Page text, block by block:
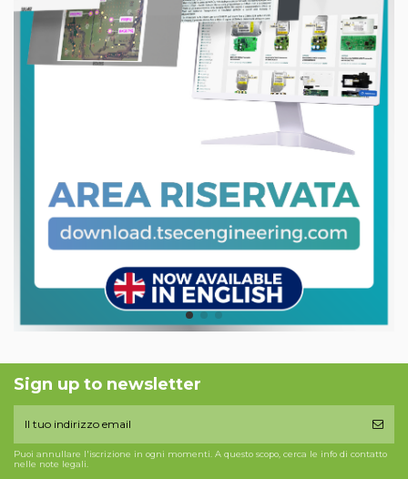
Sign up to newsletter
Puoi annullare l'iscrizione in ogni momenti. A questo scopo, cerca le info di contatto
nelle note legali.